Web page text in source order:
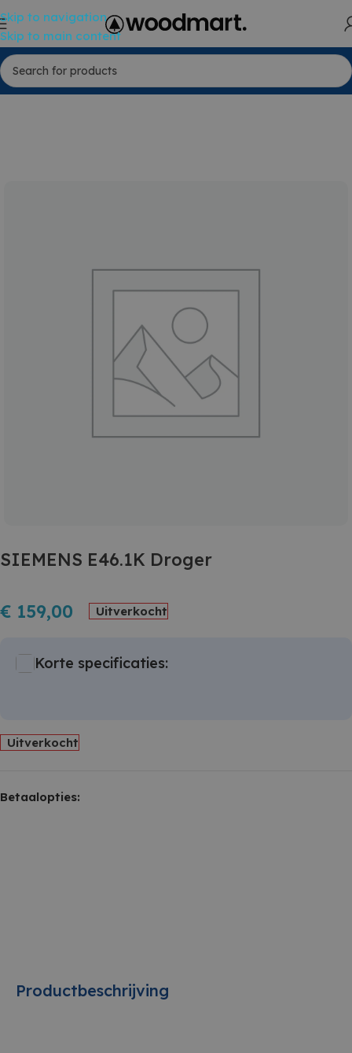
Skip to navigation
Skip to main content
SIEMENS E46.1K Droger
€ 159,00 Uitverkocht
Korte specificaties:
Uitverkocht
Betaalopties:
Productbeschrijving